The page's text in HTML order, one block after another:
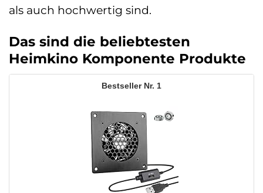
als auch hochwertig sind.
Das sind die beliebtesten
Heimkino Komponente Produkte
1